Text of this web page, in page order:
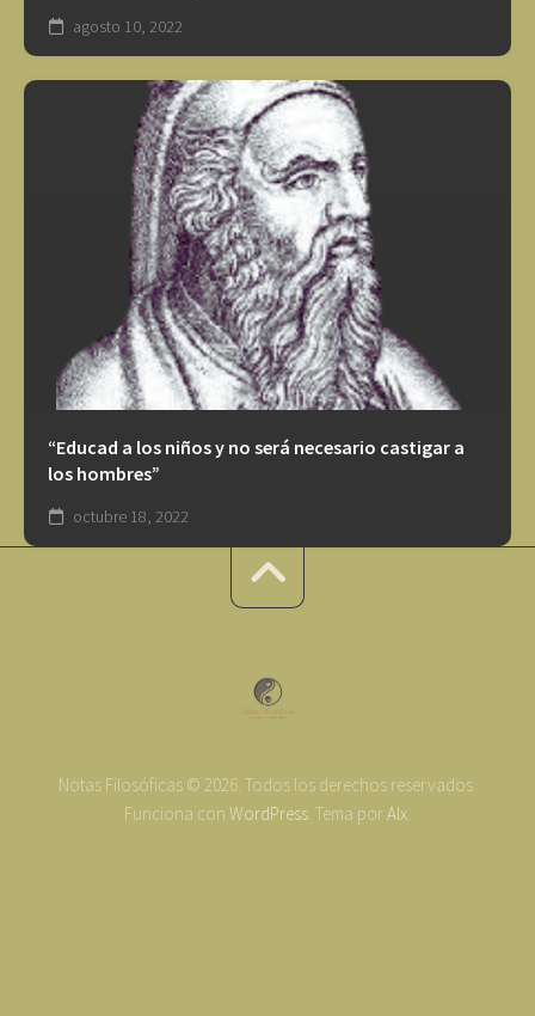
agosto 10, 2022
“Educad a los niños y no será necesario castigar a
los hombres”
octubre 18, 2022
Notas Filosóficas © 2026. Todos los derechos reservados.
Funciona con WordPress. Tema porAlx.